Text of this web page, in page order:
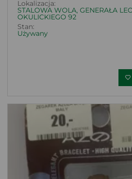
Lokalizacja:
STALOWA WOLA, GENERAŁA
OKULICKIEGO 92
Stan:
Używany